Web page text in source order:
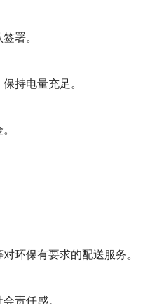
署。
持电量充足。
环保有要求的配送服务。
责任感。